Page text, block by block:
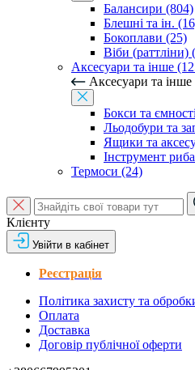
Балансири (804)
Блешні та ін.
Бокоплави (25)
Віби (раттліни)
Аксесуари та інше
Аксесуари та
Бокси та
Льодобури та
Ящики та
Інструмент
Термоси (24)
Клієнту
Увійти в кабінет
Реєстрація
Політика захисту та
Оплата
Доставка
Договір публічної оферти